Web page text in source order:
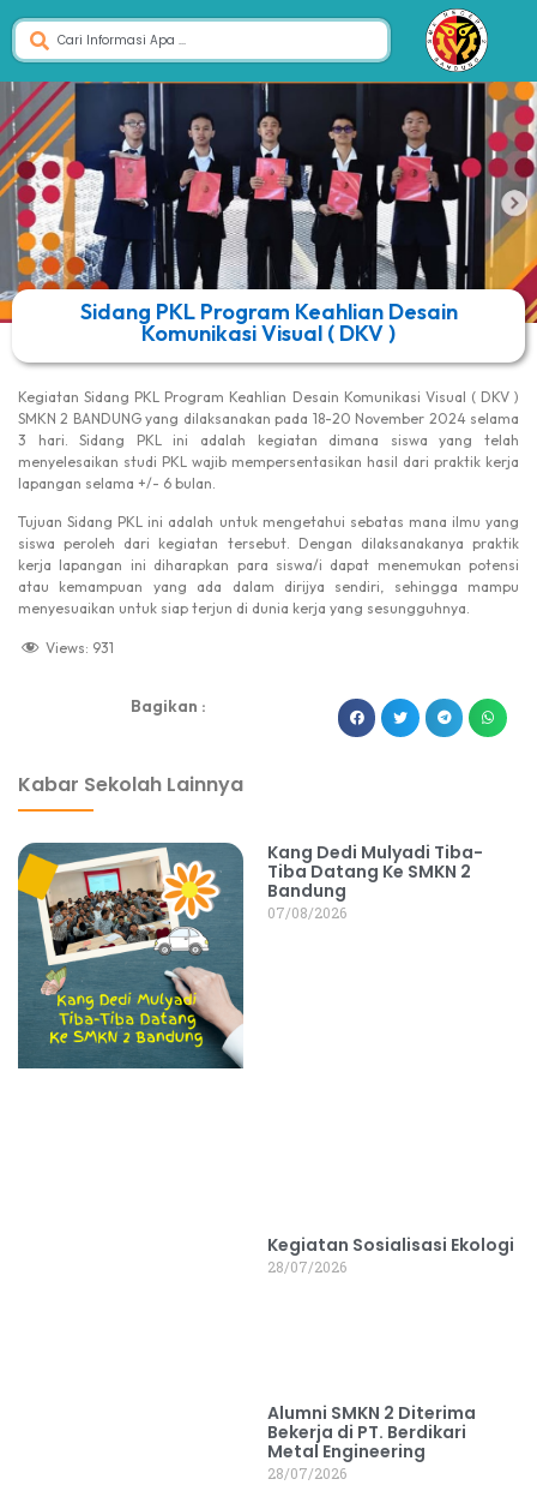
Sidang PKL Program Keahlian Desain
Komunikasi Visual ( DKV )
Kegiatan Sidang PKL Program Keahlian Desain Komunikasi Visual ( DKV )
SMKN 2 BANDUNG yang dilaksanakan pada 18-20 November 2024 selama
3 hari. Sidang PKL ini adalah kegiatan dimana siswa yang telah
menyelesaikan studi PKL wajib mempersentasikan hasil dari praktik kerja
lapangan selama +/- 6 bulan.
Tujuan Sidang PKL ini adalah untuk mengetahui sebatas mana ilmu yang
siswa peroleh dari kegiatan tersebut. Dengan dilaksanakanya praktik
kerja lapangan ini diharapkan para siswa/i dapat menemukan potensi
atau kemampuan yang ada dalam dirijya sendiri, sehingga mampu
menyesuaikan untuk siap terjun di dunia kerja yang sesungguhnya.
Views: 931
Bagikan :
Kabar Sekolah Lainnya
Kang Dedi Mulyadi Tiba-
Tiba Datang Ke SMKN 2
Bandung
07/08/2026
Kegiatan Sosialisasi Ekologi
28/07/2026
Alumni SMKN 2 Diterima
Bekerja di PT. Berdikari
Metal Engineering
28/07/2026